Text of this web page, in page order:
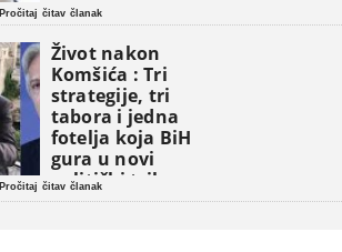
Pročitaj čitav članak
Život nakon
Komšića : Tri
strategije, tri
tabora i jedna
fotelja koja BiH
gura u novi
politički triler
Pročitaj čitav članak